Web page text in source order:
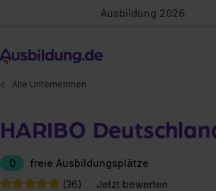
Ausbildung 2026
Alle Unternehmen
HARIBO
0
freie Ausbildungsplätze
(36)
Jetzt bewerten